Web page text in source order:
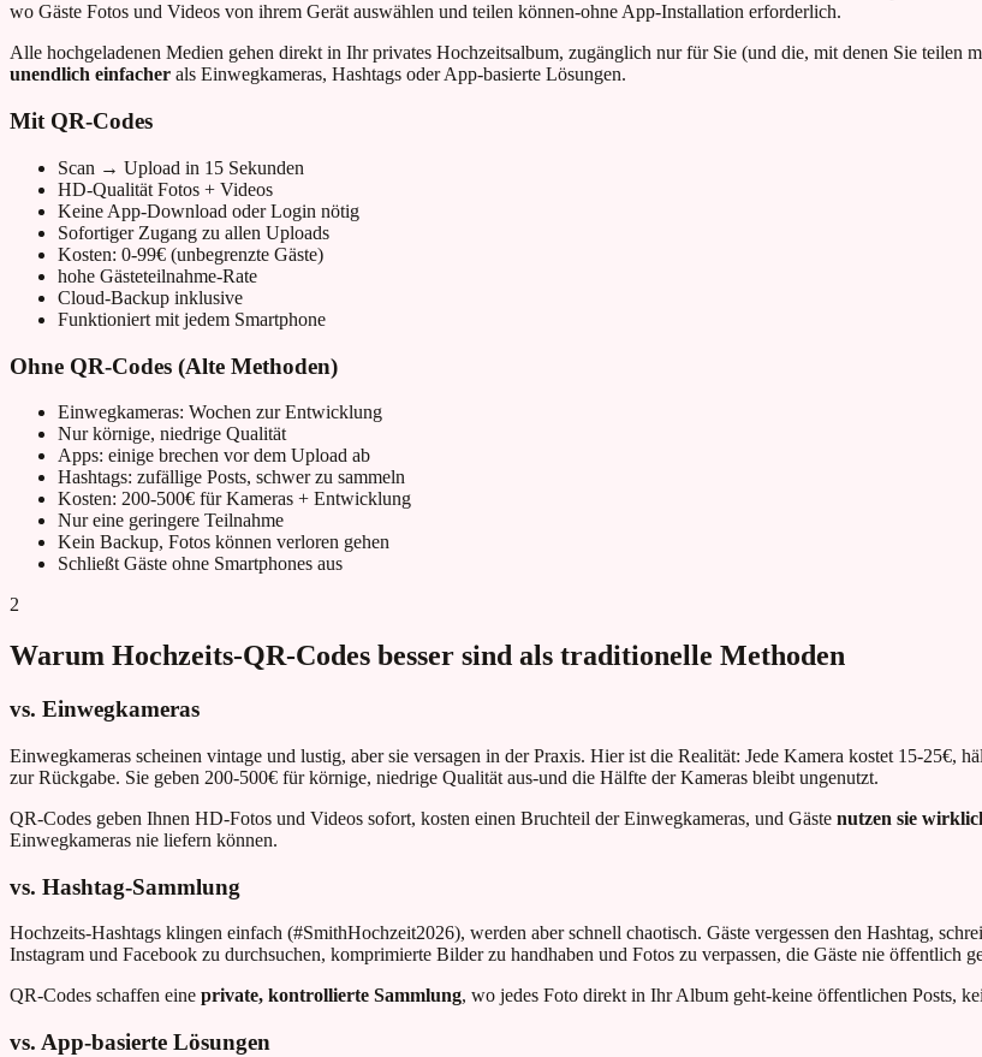
wo Gäste Fotos und Videos von ihrem Gerät auswählen und teilen können-ohne App-Installation erforderlich.
Alle hochgeladenen Medien gehen direkt in Ihr privates Hochzeitsalbum, zugänglich nur für Sie (und die, mit denen Sie teilen
unendlich einfacher als Einwegkameras, Hashtags oder App-basierte Lösungen.
Mit QR-Codes
Scan → Upload in 15 Sekunden
HD-Qualität Fotos + Videos
Keine App-Download oder Login nötig
Sofortiger Zugang zu allen Uploads
Kosten: 0-99€ (unbegrenzte Gäste)
hohe Gästeteilnahme-Rate
Cloud-Backup inklusive
Funktioniert mit jedem Smartphone
Ohne QR-Codes (Alte Methoden)
Einwegkameras: Wochen zur Entwicklung
Nur körnige, niedrige Qualität
Apps: einige brechen vor dem Upload ab
Hashtags: zufällige Posts, schwer zu sammeln
Kosten: 200-500€ für Kameras + Entwicklung
Nur eine geringere Teilnahme
Kein Backup, Fotos können verloren gehen
Schließt Gäste ohne Smartphones aus
2
Warum Hochzeits-QR-Codes besser sind als traditionelle Methoden
vs. Einwegkameras
Einwegkameras scheinen vintage und lustig, aber sie versagen in der Praxis. Hier ist die Realität: Jede Kamera kostet 15-
zur Rückgabe. Sie geben 200-500€ für körnige, niedrige Qualität aus-und die Hälfte der Kameras bleibt ungenutzt.
QR-Codes geben Ihnen HD-Fotos und Videos sofort, kosten einen Bruchteil der Einwegkameras, und Gäste nutzen sie
Einwegkameras nie liefern können.
vs. Hashtag-Sammlung
Hochzeits-Hashtags klingen einfach (#SmithHochzeit2026), werden aber schnell chaotisch. Gäste vergessen den Hashtag,
Instagram und Facebook zu durchsuchen, komprimierte Bilder zu handhaben und Fotos zu verpassen, die Gäste nie öffentlich
QR-Codes schaffen eine private, kontrollierte Sammlung, wo jedes Foto direkt in Ihr Album geht-keine öffentlichen Posts,
vs. App-basierte Lösungen